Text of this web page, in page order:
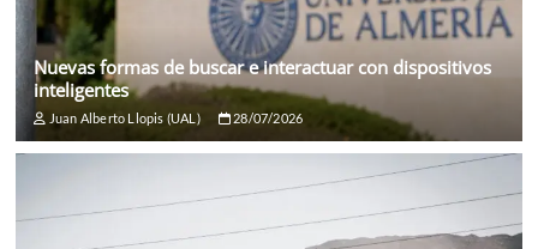
Nuevas formas de buscar e interactuar con dispositivos
inteligentes
Juan Alberto Llopis (UAL) 28/07/2026